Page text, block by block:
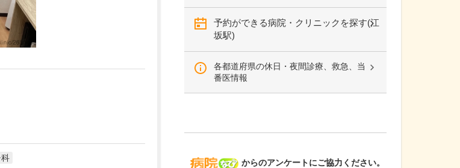
科
予約ができる病院・クリニックを探す(江
坂駅)
各都道府県の休日・夜間診療、救急、当
番医情報
病院なび
からのアンケートにご協力ください。